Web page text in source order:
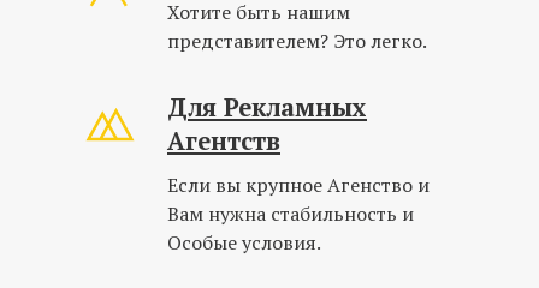
Хотите быть нашим
представителем? Это легко.
Для Рекламных
Агентств
Если вы крупное Агенство и
Вам нужна стабильность и
Особые условия.